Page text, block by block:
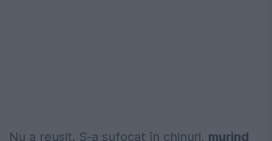
Nu a reușit. S-a sufocat în chinuri, murind